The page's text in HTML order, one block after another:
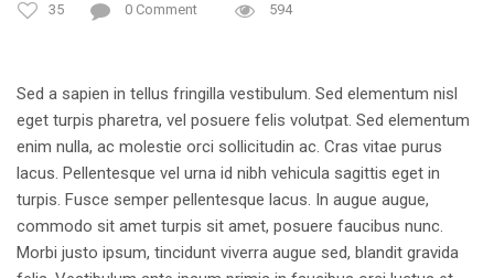
35 0 Comment 594
Sed a sapien in tellus fringilla vestibulum. Sed elementum nisl
eget turpis pharetra, vel posuere felis volutpat. Sed elementum
enim nulla, ac molestie orci sollicitudin ac. Cras vitae purus
lacus. Pellentesque vel urna id nibh vehicula sagittis eget in
turpis. Fusce semper pellentesque lacus. In augue augue,
commodo sit amet turpis sit amet, posuere faucibus nunc.
Morbi justo ipsum, tincidunt viverra augue sed, blandit gravida